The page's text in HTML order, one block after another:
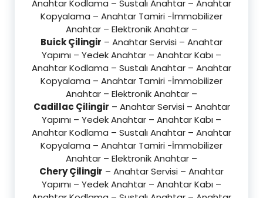
Anahtar Kodlama – Sustalı Anahtar – Anahtar
Kopyalama – Anahtar Tamiri -İmmobilizer
Anahtar – Elektronik Anahtar –
Buick Çilingir – Anahtar Servisi – Anahtar
Yapımı – Yedek Anahtar – Anahtar Kabı –
Anahtar Kodlama – Sustalı Anahtar – Anahtar
Kopyalama – Anahtar Tamiri -İmmobilizer
Anahtar – Elektronik Anahtar –
Cadillac Çilingir – Anahtar Servisi – Anahtar
Yapımı – Yedek Anahtar – Anahtar Kabı –
Anahtar Kodlama – Sustalı Anahtar – Anahtar
Kopyalama – Anahtar Tamiri -İmmobilizer
Anahtar – Elektronik Anahtar –
Chery Çilingir – Anahtar Servisi – Anahtar
Yapımı – Yedek Anahtar – Anahtar Kabı –